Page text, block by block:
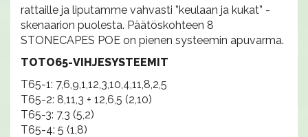
rattaille ja liputamme vahvasti ”keulaan ja kukat” -
skenaarion puolesta. Päätöskohteen 8
STONECAPES POE on pienen systeemin apuvarma.
TOTO65-VIHJESYSTEEMIT
T65-1: 7,6,9,1,12,3,10,4,11,8,2,5
T65-2: 8,11,3 + 12,6,5 (2,10)
T65-3: 7,3 (5,2)
T65-4: 5 (1,8)